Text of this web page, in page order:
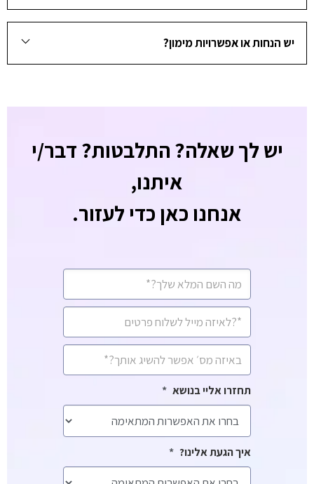
יש הנחות או אפשרויות מימון?
יש לך שאלה? התלבטות? דבר/י
איתנו,
אנחנו כאן כדי לעזור.
CAPTCHA
שם
מלא *
איימיל
מספר
סלולרי
*
תחזרו אליי בנושא *
איך הגעת אלינו? *